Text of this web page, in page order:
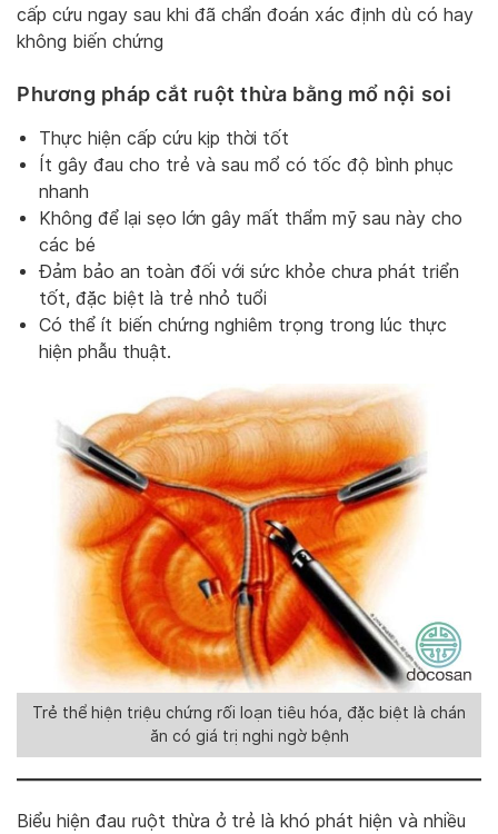
cấp cứu ngay sau khi đã chẩn đoán xác định dù có hay
không biến chứng
Phương pháp cắt ruột thừa bằng mổ nội soi
Thực hiện cấp cứu kịp thời tốt
Ít gây đau cho trẻ và sau mổ có tốc độ bình phục
nhanh
Không để lại sẹo lớn gây mất thẩm mỹ sau này cho
các bé
Đảm bảo an toàn đối với sức khỏe chưa phát triển
tốt, đặc biệt là trẻ nhỏ tuổi
Có thể ít biến chứng nghiêm trọng trong lúc thực
hiện phẫu thuật.
Trẻ thể hiện triệu chứng rối loạn tiêu hóa, đặc biệt là chán
ăn có giá trị nghi ngờ bệnh
Biểu hiện đau ruột thừa ở trẻ là khó phát hiện và nhiều